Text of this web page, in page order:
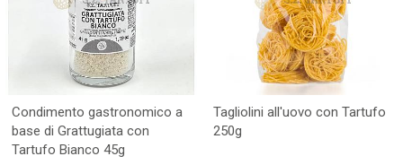
Condimento gastronomico a
base di Grattugiata con
Tartufo Bianco 45g
Tagliolini all'uovo con Tartufo
250g